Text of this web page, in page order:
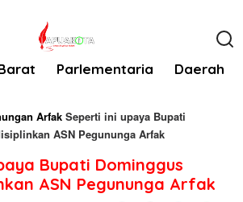
Parlementaria Daerah
Arfak Seperti ini upaya Bupati
ASN Pegununga Arfak
Bupati Dominggus
ASN Pegununga Arfak